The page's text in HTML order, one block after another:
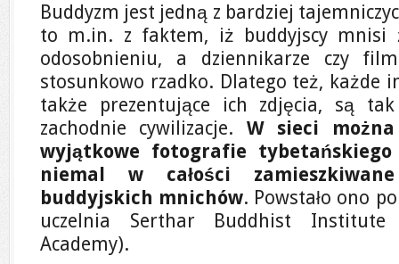
Buddyzm jest jedną z bardziej
to m.in. z faktem, iż buddyjscy mnisi
odosobnieniu, a dziennikarze czy
stosunkowo rzadko. Dlatego też, każde
także prezentujące ich zdjęcia, są
zachodnie cywilizacje. W sieci
wyjątkowe fotografie
niemal w całości
buddyjskich mnichów. Powstało ono
uczelnia Serthar Buddhist
Academy).